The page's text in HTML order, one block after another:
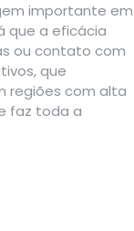
importante em
que a eficácia
ou contato com
que
regiões com alta
faz toda a